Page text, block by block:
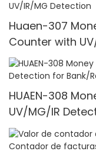
Huaen-307
Counter with
HUAEN-308
UV/MG/IR